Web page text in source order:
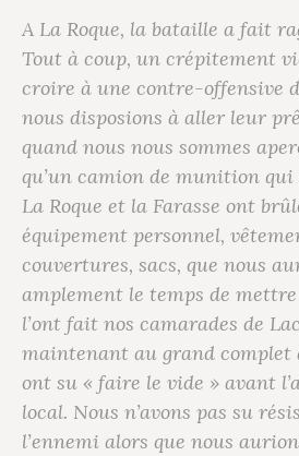
A La Roque, la bataille a fait
Tout à coup, un crépitement
croire à une contre-offensive
nous disposions à aller leur
quand nous nous sommes
qu’un camion de munition
La Roque et la Farasse ont
équipement personnel,
couvertures, sacs, que nous
amplement le temps de mettre
l’ont fait nos camarades de
maintenant au grand complet
ont su « faire le vide » avant
local. Nous n’avons pas su
l’ennemi alors que nous